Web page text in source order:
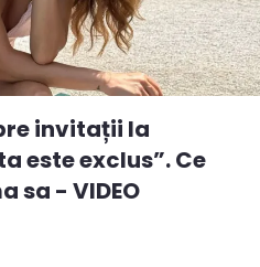
invitații la
este exclus”. Ce
sa - VIDEO